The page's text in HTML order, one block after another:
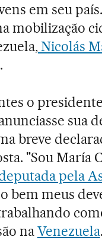
em seu
mobilização
Nicolás
o
sua
breve
"Sou María
pela
bem meus
naVenezuela